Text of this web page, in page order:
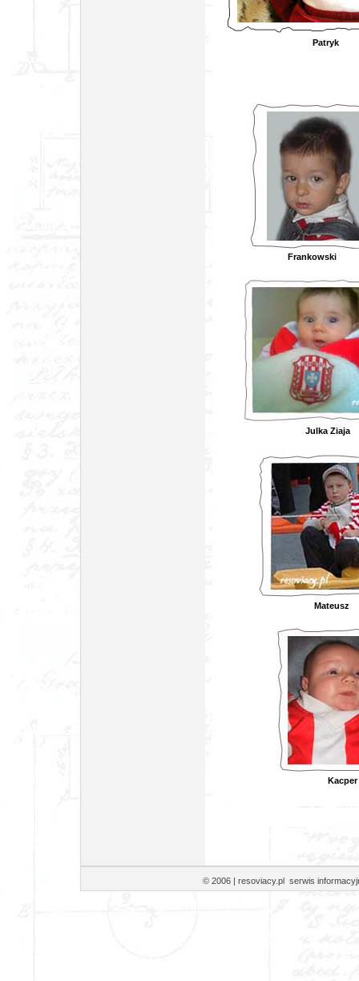
© 2006 | resoviacy.pl serwis